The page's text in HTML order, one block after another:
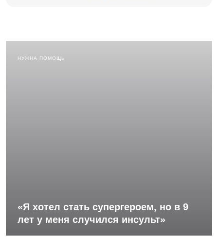
НУЖНА ПОМОЩЬ
«Я хотел стать супергероем, но в 9
лет у меня случился инсульт»